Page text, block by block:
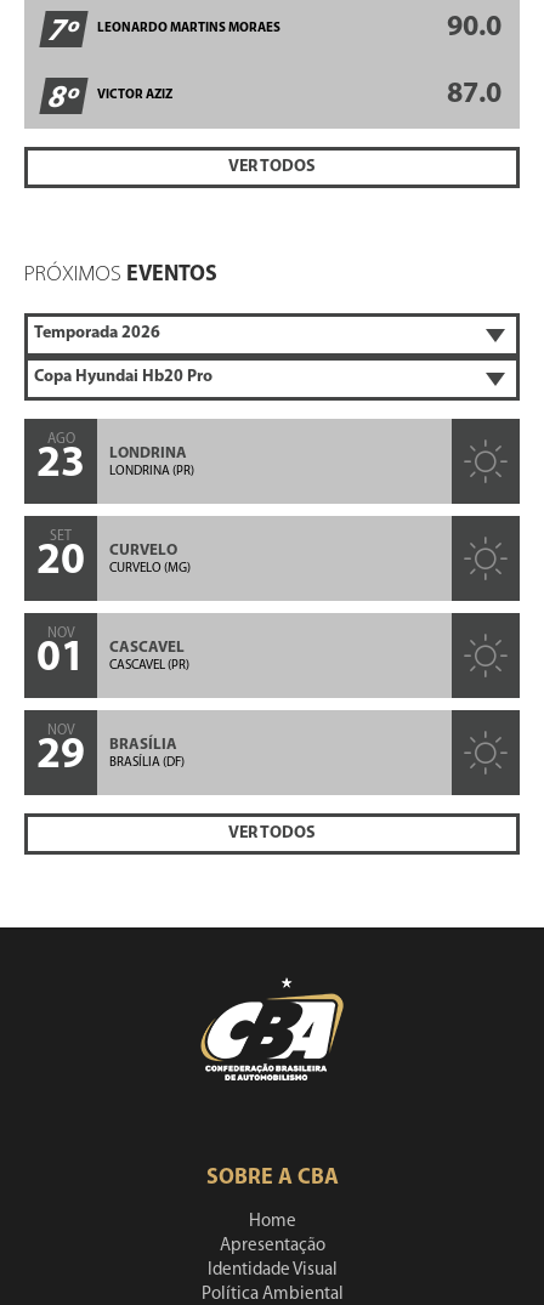
7º LEONARDO MARTINS MORAES 90.0
8º VICTOR AZIZ 87.0
VER TODOS
PRÓXIMOS EVENTOS
AGO
23 LONDRINA
LONDRINA (PR)
SET
20 CURVELO
CURVELO (MG)
NOV
01 CASCAVEL
CASCAVEL (PR)
NOV
29 BRASÍLIA
BRASÍLIA (DF)
VER TODOS
SOBRE A CBA
Home
Apresentação
Identidade Visual
Política Ambiental